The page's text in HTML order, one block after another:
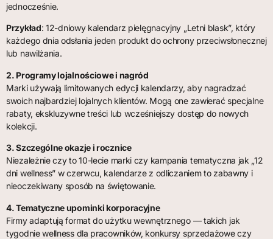
jednocześnie.
Przykład: 12-dniowy kalendarz pielęgnacyjny „Letni blask”, który
każdego dnia odsłania jeden produkt do ochrony przeciwsłonecznej
lub nawilżania.
2. Programy lojalnościowe i nagród
Marki używają limitowanych edycji kalendarzy, aby nagradzać
swoich najbardziej lojalnych klientów. Mogą one zawierać specjalne
rabaty, ekskluzywne treści lub wcześniejszy dostęp do nowych
kolekcji.
3. Szczególne okazje i rocznice
Niezależnie czy to 10-lecie marki czy kampania tematyczna jak „12
dni wellness” w czerwcu, kalendarze z odliczaniem to zabawny i
nieoczekiwany sposób na świętowanie.
4. Tematyczne upominki korporacyjne
Firmy adaptują format do użytku wewnętrznego — takich jak
tygodnie wellness dla pracowników, konkursy sprzedażowe czy